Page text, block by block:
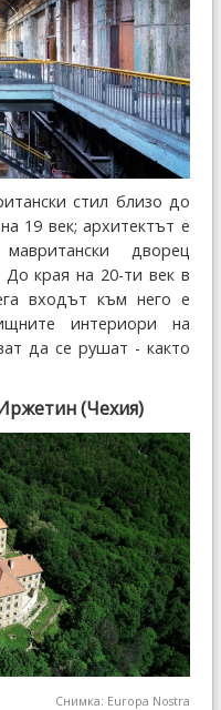
стил близо до
19 век; архитектът е
дворец
края на 20-ти век в
входът към него е
интериори на
да се рушат - както
(Чехия)
Снимка: Europa Nostra